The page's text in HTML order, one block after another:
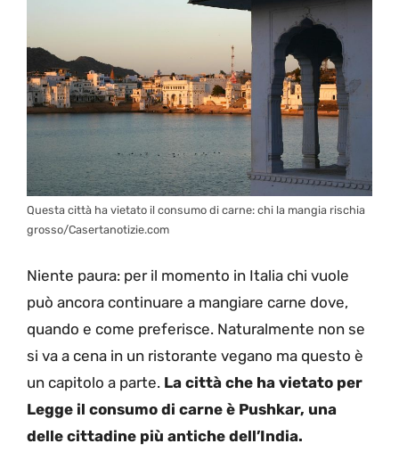
Questa città ha vietato il consumo di carne: chi la mangia rischia
grosso/Casertanotizie.com
Niente paura: per il momento in Italia chi vuole
può ancora continuare a mangiare carne dove,
quando e come preferisce. Naturalmente non se
si va a cena in un ristorante vegano ma questo è
un capitolo a parte. La città che ha vietato per
Legge il consumo di carne è Pushkar, una
delle cittadine più antiche dell’India.